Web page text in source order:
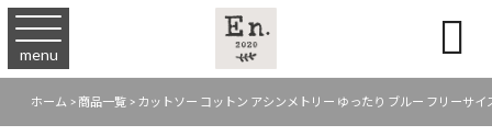
menu 
ホーム > 商品一覧 > カットソー コットン アシンメトリー ゆったり ブルー フリーサイ